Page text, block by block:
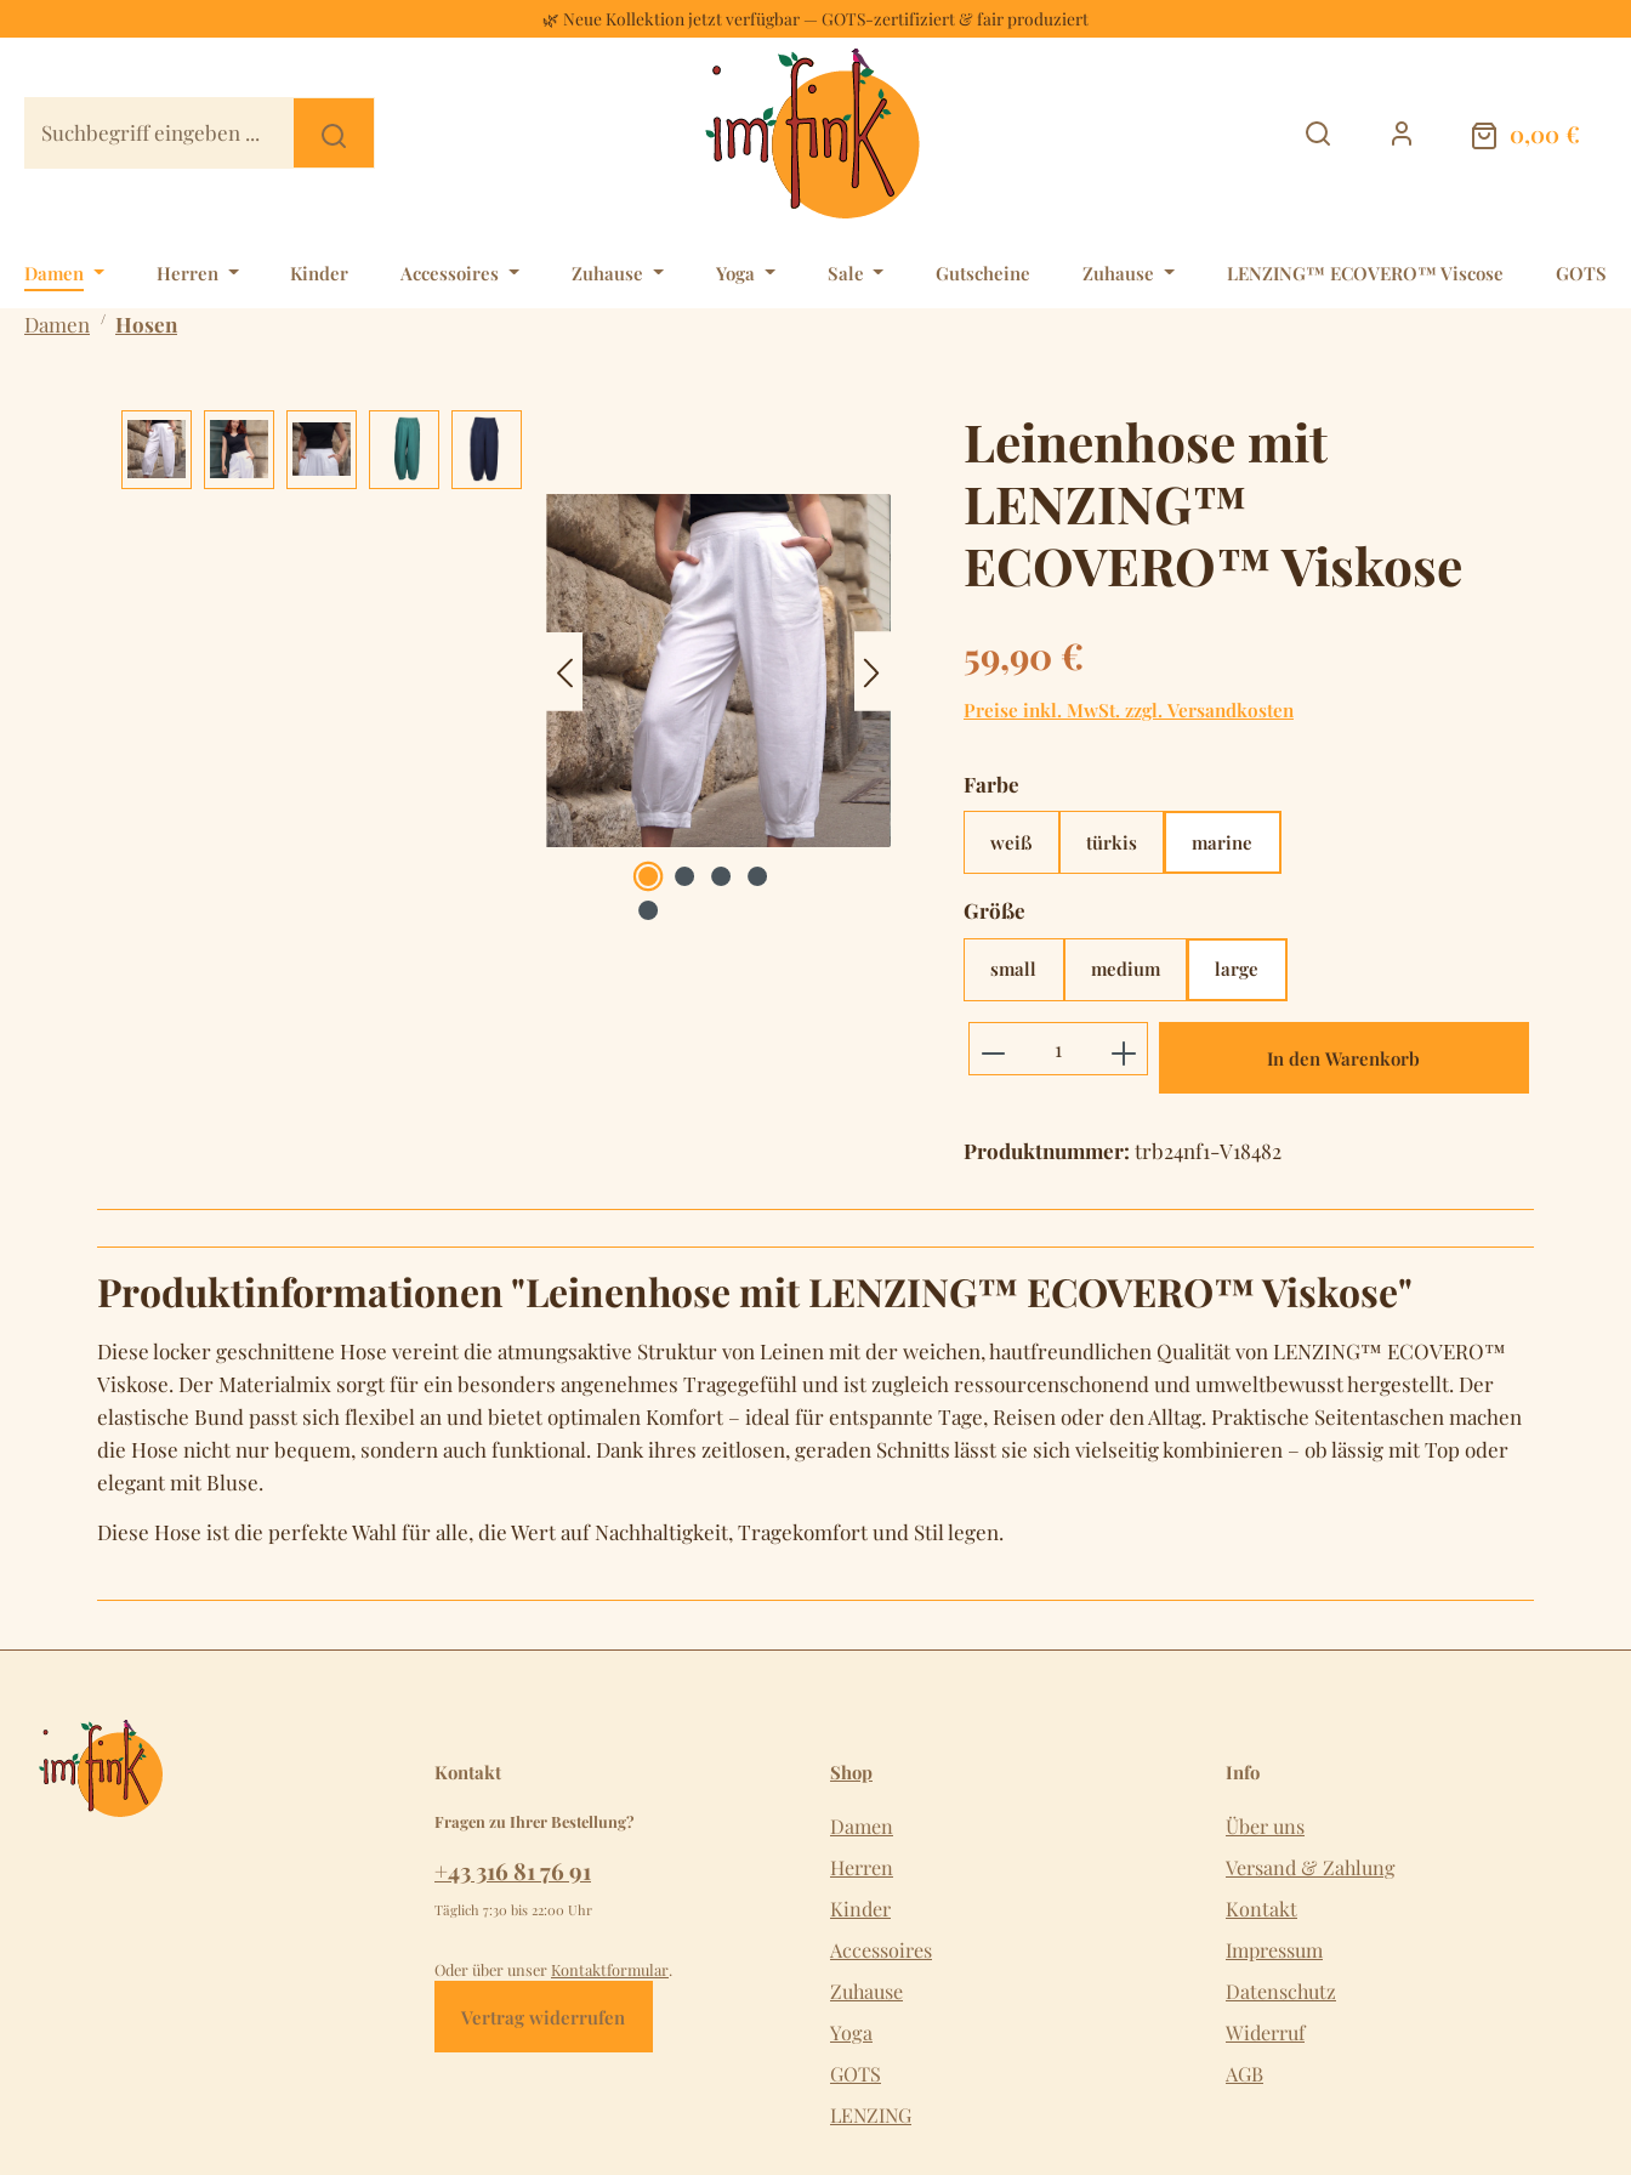
🌿 Neue Kollektion jetzt verfügbar — GOTS-zertifiziert & fair produziert
0,00 €
Warenkorb
Damen Herren Kinder Accessoires Zuhause Yoga Sale Gutscheine Zuhause LENZING™ ECOVERO™ Viscose GOTS
Damen / Hosen
Bildergalerie überspringen
Leinenhose mit
LENZING™
ECOVERO™ Viskose
Regulärer Preis:
59,90 €
Preise inkl. MwSt. zzgl. Versandkosten
Farbe
weiß türkis marine
Größe
small medium large
Produkt Anzahl: Gib den gewünschten Wert
In den Warenkorb
Produktnummer: trb24nf1-V18482
Produktinformationen "Leinenhose mit LENZING™ ECOVERO™ Viskose"
Diese locker geschnittene Hose vereint die atmungsaktive Struktur von Leinen mit der weichen, hautfreundlichen Qualität von LENZING™ ECOVERO™
Viskose. Der Materialmix sorgt für ein besonders angenehmes Tragegefühl und ist zugleich ressourcenschonend und umweltbewusst hergestellt. Der
elastische Bund passt sich flexibel an und bietet optimalen Komfort – ideal für entspannte Tage, Reisen oder den Alltag. Praktische Seitentaschen machen
die Hose nicht nur bequem, sondern auch funktional. Dank ihres zeitlosen, geraden Schnitts lässt sie sich vielseitig kombinieren – ob lässig mit Top oder
elegant mit Bluse.
Diese Hose ist die perfekte Wahl für alle, die Wert auf Nachhaltigkeit, Tragekomfort und Stil legen.
Kontakt
Fragen zu Ihrer Bestellung?
+43 316 81 76 91
Täglich 7:30 bis 22:00 Uhr
Oder über unser Kontaktformular.
Vertrag widerrufen
Shop
Damen
Herren
Kinder
Accessoires
Zuhause
Yoga
GOTS
LENZING
Info
Über uns
Versand & Zahlung
Kontakt
Impressum
Datenschutz
Widerruf
AGB